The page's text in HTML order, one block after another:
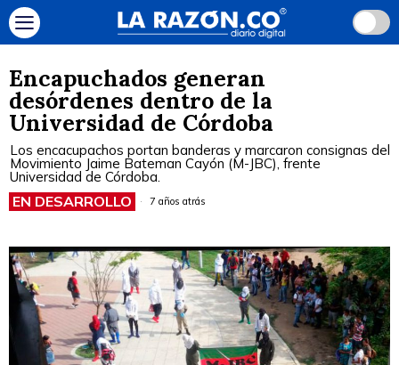
Encapuchados generan
desórdenes dentro de la
Universidad de Córdoba
Los encacupachos portan banderas y marcaron consignas del
Movimiento Jaime Bateman Cayón (M-JBC), frente
Universidad de Córdoba.
EN DESARROLLO 7 años atrás